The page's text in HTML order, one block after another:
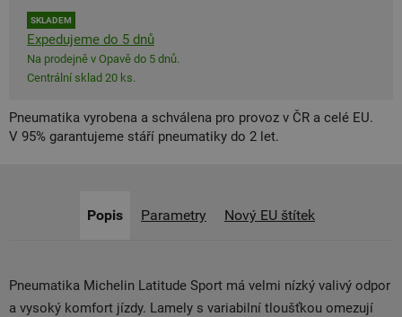
SKLADEM
Expedujeme do 5 dnů
Na prodejně v Opavě do 5 dnů.
Centrální sklad 20 ks.
Pneumatika vyrobena a schválena pro provoz v ČR a celé EU.
V 95% garantujeme stáří pneumatiky do 2 let.
Popis Parametry Nový EU štítek
Pneumatika Michelin Latitude Sport má velmi nízký valivý odpor
a vysoký komfort jízdy. Lamely s variabilní tloušťkou omezují